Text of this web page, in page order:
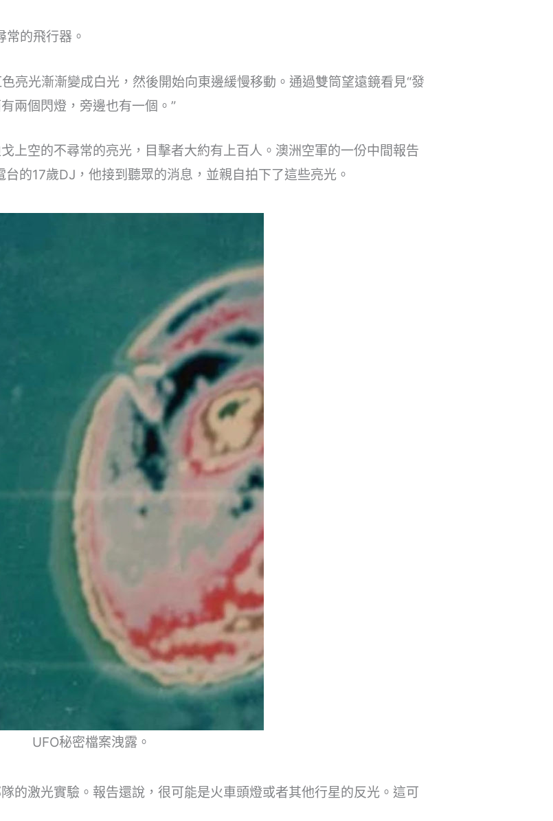
的飛行器。
亮光漸漸變成白光，然後開始向東邊緩慢移動。通過雙筒望遠鏡看見“發
兩個閃燈，旁邊也有一個。”
上空的不尋常的亮光，目擊者大約有上百人。澳洲空軍的一份中間報告
的17歲DJ，他接到聽眾的消息，並親自拍下了這些亮光。
UFO秘密檔案洩露。
的激光實驗。報告還說，很可能是火車頭燈或者其他行星的反光。這可